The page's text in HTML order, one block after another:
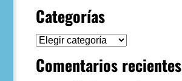
Categorías
Categorías
Comentarios recientes